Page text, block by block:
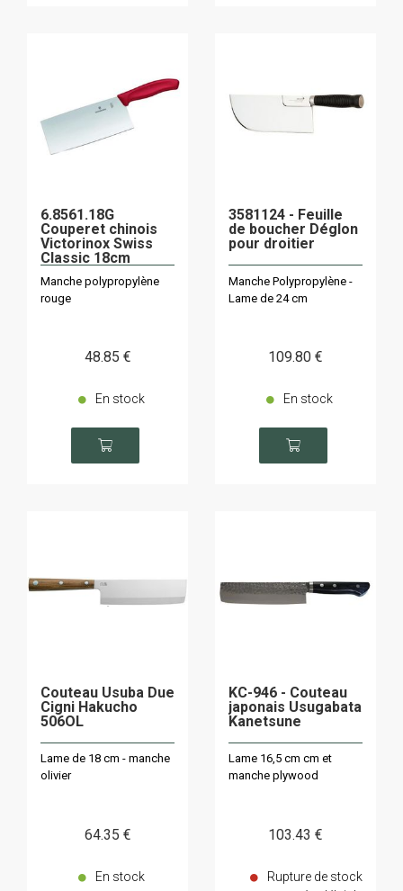
6.8561.18G
Couperet chinois
Victorinox Swiss
Classic 18cm
Manche polypropylène
rouge
48.85 €
En stock
3581124 - Feuille
de boucher Déglon
pour droitier
Manche Polypropylène -
Lame de 24 cm
109.80 €
En stock
Couteau Usuba Due
Cigni Hakucho
506OL
Lame de 18 cm - manche
olivier
64.35 €
En stock
KC-946 - Couteau
japonais Usugabata
Kanetsune
Lame 16,5 cm cm et
manche plywood
103.43 €
Rupture de stock